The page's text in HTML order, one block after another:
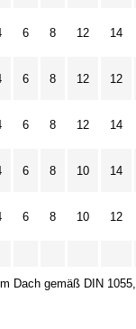
6 8 12 14
6 8 12 12
6 8 12 14
6 8 10 14
6 8 10 12
Dach gemäß DIN 1055,